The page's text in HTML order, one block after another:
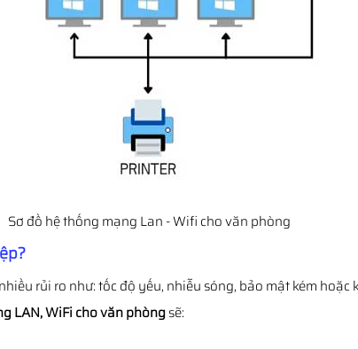
Sơ đồ hệ thống mạng Lan - Wifi cho văn phòng
rủi ro như: tốc độ yếu, nhiễu sóng, bảo mật kém
LAN, WiFi cho văn phòngsẽ: